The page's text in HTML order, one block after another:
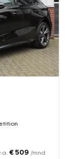
€ 509 /mnd